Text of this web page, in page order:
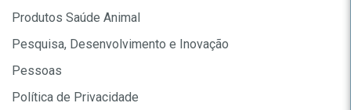
Produtos Saúde Animal
Pesquisa, Desenvolvimento e Inovação
Pessoas
Política de Privacidade